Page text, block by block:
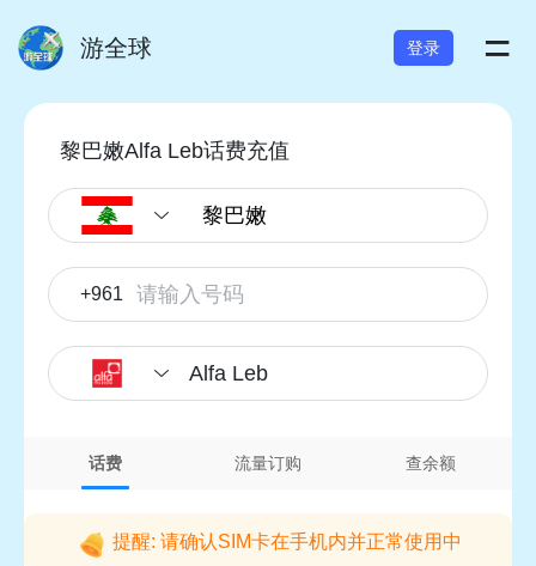
游全球 登录 =
黎巴嫩Alfa Leb话费充值
+961
Alfa Leb
话费 流量订购 查余额
提醒: 请确认SIM卡在手机内并正常使用中